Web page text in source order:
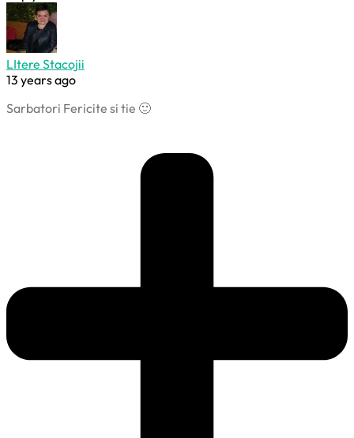
LItere Stacojii
13 years ago
Sarbatori Fericite si tie 🙂